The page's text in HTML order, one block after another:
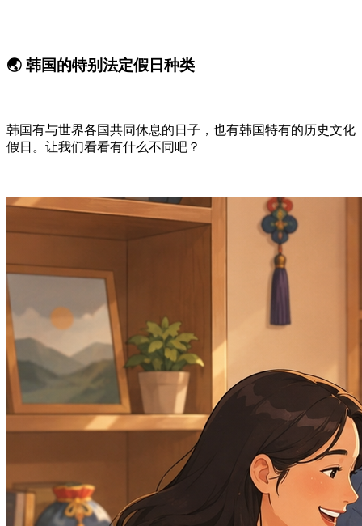
🌏 韩国的特别法定假日种类
韩国有与世界各国共同休息的日子，也有韩国特有的历史文化
假日。让我们看看有什么不同吧？